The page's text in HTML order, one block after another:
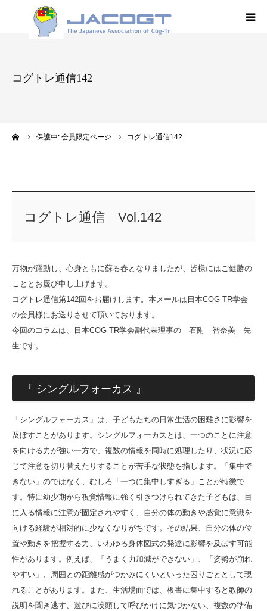
コグトレ通信142
保護中: 会員限定ページ コグトレ通信142
コグトレ通信 Vol.142
万物が躍動し、心身ともに蘇る春となりましたが、皆様にはご健勝の
こととお慶び申し上げます。
コグトレ通信第142回をお届けします。本メールは日本COG-TR学会
の会員様にお送りさせて頂いております。
今回のコラムは、日本COG-TR学会副代表理事の 石附 智奈美 先
生です。
『 シングルフォーカス 』
「シングルフォーカス」は、子どもたちの日常生活の困難さに影響を
及ぼすことがあります。シングルフォーカスとは、一つのことに注意
を向ける力が強い一方で、複数の情報を同時に処理したり、状況に応
じて注意を切り替えたりすることが苦手な状態を指します。「集中で
きない」のではなく、むしろ「一つに集中しすぎる」ことが特徴で
す。特に幼少期から視覚情報に強く引きつけられてきた子どもは、目
に入る情報に注意が固定されやすく、自分の体の動きや感覚に意識を
向ける経験が相対的に少なくなりがちです。その結果、自分の体の位
置や動きを把握する力、いわゆる身体図式の発達に影響を及ぼす可能
性があります。例えば、「うまく力加減ができない」、「姿勢が崩れ
やすい」、周囲との距離感がつかみにくいといった困りごととして現
れることがあります。また、生活場面では、板書に集中すると教師の
説明を聞き逃す、遊びに没頭して呼びかけに気づかない、複数の準備
JACOGT
学会誌
会員限定ページ